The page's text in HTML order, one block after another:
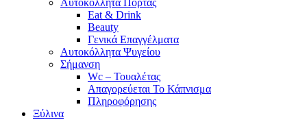
Αυτοκόλλητα Πόρτας
Eat & Drink
Beauty
Γενικά Επαγγέλματα
Αυτοκόλλητα Ψυγείου
Σήμανση
Wc – Τουαλέτας
Απαγορεύεται Το Κάπνισμα
Πληροφόρησης
Ξύλινα